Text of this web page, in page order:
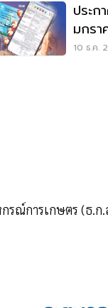
ประก
มกรา
10 ธ.ค.
รณ์การเกษตร (ธ.ก.